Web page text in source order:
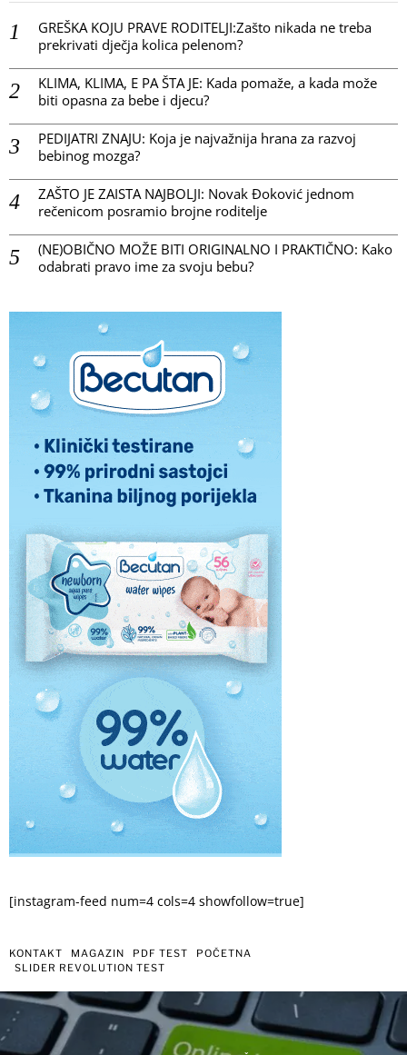
GREŠKA KOJU PRAVE RODITELJI:Zašto nikada ne treba
prekrivati dječja kolica pelenom?
KLIMA, KLIMA, E PA ŠTA JE: Kada pomaže, a kada može
biti opasna za bebe i djecu?
PEDIJATRI ZNAJU: Koja je najvažnija hrana za razvoj
bebinog mozga?
ZAŠTO JE ZAISTA NAJBOLJI: Novak Đoković jednom
rečenicom posramio brojne roditelje
(NE)OBIČNO MOŽE BITI ORIGINALNO I PRAKTIČNO: Kako
odabrati pravo ime za svoju bebu?
[instagram-feed num=4 cols=4 showfollow=true]
KONTAKT MAGAZIN PDF TEST
POČETNA
SLIDER REVOLUTION TEST